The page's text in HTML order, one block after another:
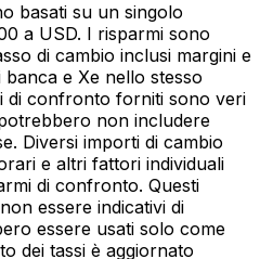
basati su un singolo
a USD. I risparmi sono
di cambio inclusi margini e
e Xe nello stesso
di confronto forniti sono veri
non includere
Diversi importi di cambio
e altri fattori individuali
di confronto. Questi
essere indicativi di
essere usati solo come
dei tassi è aggiornato